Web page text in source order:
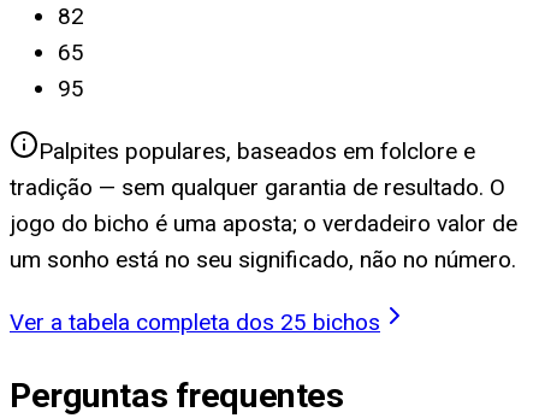
82
65
95
Palpites populares, baseados em folclore e
tradição — sem qualquer garantia de resultado. O
jogo do bicho é uma aposta; o verdadeiro valor de
um sonho está no seu significado, não no número.
Ver a tabela completa dos 25 bichos
Perguntas frequentes